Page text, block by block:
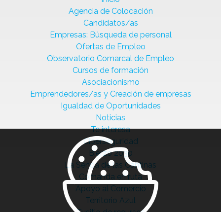
Agencia de Colocación
Candidatos/as
Empresas: Búsqueda de personal
Ofertas de Empleo
Observatorio Comarcal de Empleo
Cursos de formación
Asociacionismo
Emprendedores/as y Creación de empresas
Igualdad de Oportunidades
Noticias
Te interesa
Ciberseguridad
Bierzo 2030
La Senda de las Cantinas
Comanda en ruta
Apoyo al Comercio
Territorio Azul